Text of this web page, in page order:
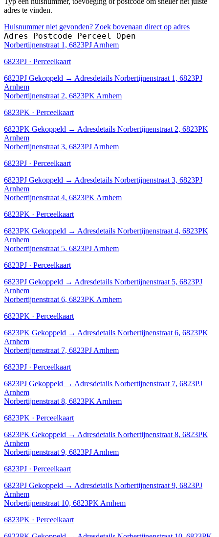
adres te vinden.
Huisnummer niet gevonden? Zoek bovenaan direct op adres
Adres Postcode Perceel Open
Norbertijnenstraat 1, 6823PJ Arnhem
6823PJ · Perceelkaart
6823PJ Gekoppeld → Adresdetails Norbertijnenstraat 1, 6823PJ
Arnhem
Norbertijnenstraat 2, 6823PK Arnhem
6823PK · Perceelkaart
6823PK Gekoppeld → Adresdetails Norbertijnenstraat 2, 6823PK
Arnhem
Norbertijnenstraat 3, 6823PJ Arnhem
6823PJ · Perceelkaart
6823PJ Gekoppeld → Adresdetails Norbertijnenstraat 3, 6823PJ
Arnhem
Norbertijnenstraat 4, 6823PK Arnhem
6823PK · Perceelkaart
6823PK Gekoppeld → Adresdetails Norbertijnenstraat 4, 6823PK
Arnhem
Norbertijnenstraat 5, 6823PJ Arnhem
6823PJ · Perceelkaart
6823PJ Gekoppeld → Adresdetails Norbertijnenstraat 5, 6823PJ
Arnhem
Norbertijnenstraat 6, 6823PK Arnhem
6823PK · Perceelkaart
6823PK Gekoppeld → Adresdetails Norbertijnenstraat 6, 6823PK
Arnhem
Norbertijnenstraat 7, 6823PJ Arnhem
6823PJ · Perceelkaart
6823PJ Gekoppeld → Adresdetails Norbertijnenstraat 7, 6823PJ
Arnhem
Norbertijnenstraat 8, 6823PK Arnhem
6823PK · Perceelkaart
6823PK Gekoppeld → Adresdetails Norbertijnenstraat 8, 6823PK
Arnhem
Norbertijnenstraat 9, 6823PJ Arnhem
6823PJ · Perceelkaart
6823PJ Gekoppeld → Adresdetails Norbertijnenstraat 9, 6823PJ
Arnhem
Norbertijnenstraat 10, 6823PK Arnhem
6823PK · Perceelkaart